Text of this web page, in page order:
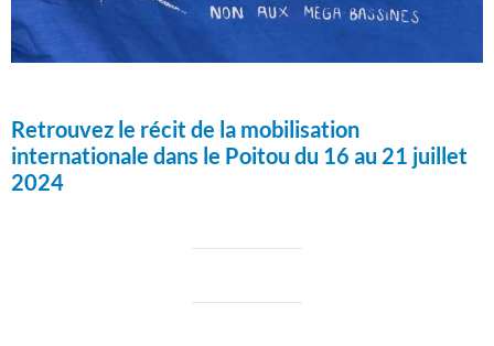
Retrouvez le récit de la mobilisation
internationale dans le Poitou du 16 au 21 juillet
2024